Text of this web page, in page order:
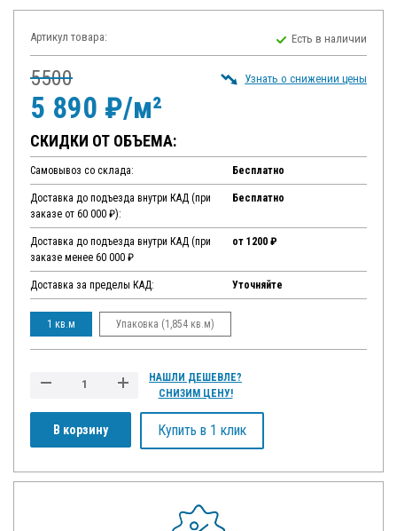
Артикул товара: Есть в наличии
5500
5 890 ₽/м²
Узнать о снижении цены
СКИДКИ ОТ ОБЪЕМА:
Самовывоз со склада: Бесплатно
Доставка до подъезда внутри КАД (при
заказе от 60 000 ₽):
Бесплатно
Доставка до подъезда внутри КАД (при
заказе менее 60 000 ₽
от 1200 ₽
Доставка за пределы КАД: Уточняйте
1 кв.м Упаковка (1,854 кв.м)
В корзину
НАШЛИ ДЕШЕВЛЕ?
СНИЗИМ ЦЕНУ!
Купить в 1 клик